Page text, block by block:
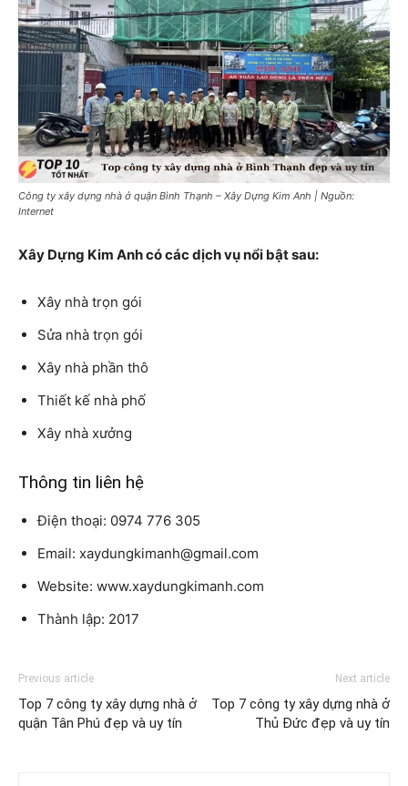
Công ty xây dựng nhà ở quận Bình Thạnh – Xây Dựng Kim Anh | Nguồn:
Internet
Xây Dựng Kim Anh có các dịch vụ nổi bật sau:
Xây nhà trọn gói
Sửa nhà trọn gói
Xây nhà phần thô
Thiết kế nhà phố
Xây nhà xưởng
Thông tin liên hệ
Điện thoại: 0974 776 305
Email: xaydungkimanh@gmail.com
Website: www.xaydungkimanh.com
Thành lập: 2017
Previous article
Top 7 công ty xây dựng nhà ở
quận Tân Phú đẹp và uy tín
Next article
Top 7 công ty xây dựng nhà ở
Thủ Đức đẹp và uy tín